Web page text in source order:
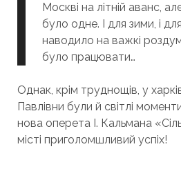
Москві на літній аванс,
було одне. І для зими, і
наводило на важкі
було працювати…
Однак, крім труднощів, у
Павлівни були й світлі
нова оперета І. Кальмана
місті приголомшливий успіх!